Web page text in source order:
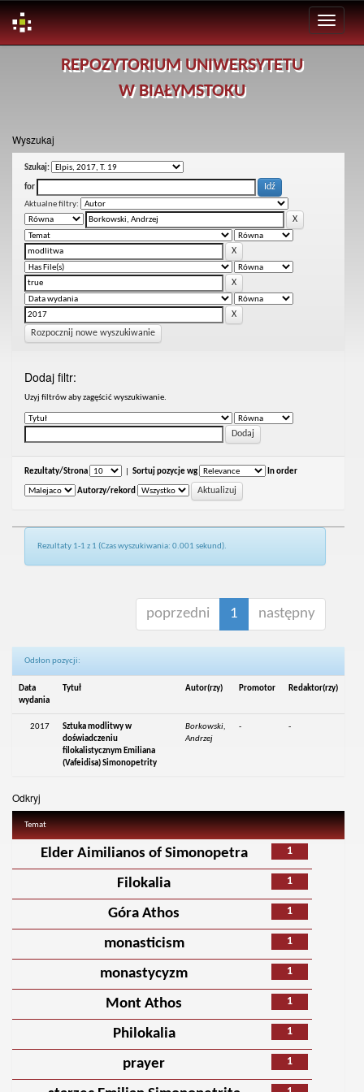
REPOZYTORIUM UNIWERSYTETU
W BIAŁYMSTOKU
Wyszukaj
Szukaj:
for
Aktualne filtry:
Rozpocznij nowe wyszukiwanie
Dodaj filtr:
Uzyj filtrów aby zagęścić wyszukiwanie.
Rezultaty/Strona Sortuj pozycje wg In order
Autorzy/rekord
Rezultaty 1-1 z 1 (Czas wyszukiwania: 0.001 sekund).
poprzedni 1 następny
Odsłon pozycji:
Data
wydania
Tytuł Autor(rzy) Promotor Redaktor(rzy)
2017
Sztuka modlitwy w
doświadczeniu
filokalistycznym Emiliana
(Vafeidisa) Simonopetrity
Borkowski,
Andrzej
- -
Odkryj
Temat
1
Elder Aimilianos of Simonopetra
1
Filokalia
1
Góra Athos
1
monasticism
1
monastycyzm
1
Mont Athos
1
Philokalia
1
prayer